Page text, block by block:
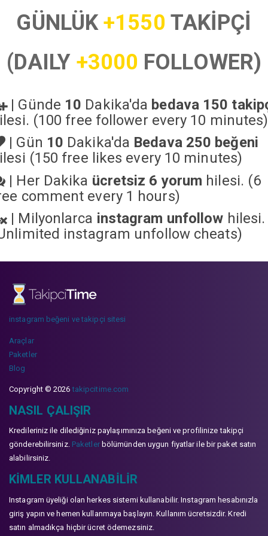
GÜNLÜK+1550 TAKİPÇİ
(DAILY +3000 FOLLOWER)
| Günde 10 Dakika'da bedava 150
(100 free follower every 10 minutes)
| Gün 10 Dakika'da Bedava 250 beğeni
(150 free likes every 10 minutes)
| Her Dakika ücretsiz 6 yorum hilesi. (6
comment every 1 hours)
| Milyonlarca instagram unfollow hilesi.
instagram unfollow cheats)
instagram beğeni ve takipçi sitesi
Araçlar
Paketler
Blog
Copyright © 2026takipcitime.com
NASIL ÇALIŞIR
Kredileriniz ile dilediğiniz paylaşımınıza beğeni ve profilinize takipçi
gönderebilirsiniz. Paketlerbölümünden uygun fiyatlar ile bir paket satın
alabilirsiniz.
KIMLER KULLANABILIR
Instagram üyeliği olan herkes sistemi kullanabilir. Instagram hesabınızla
giriş yapın ve hemen kullanmaya başlayın. Kullanım ücretsizdir. Kredi
satın almadıkça hiçbir ücret ödemezsiniz.